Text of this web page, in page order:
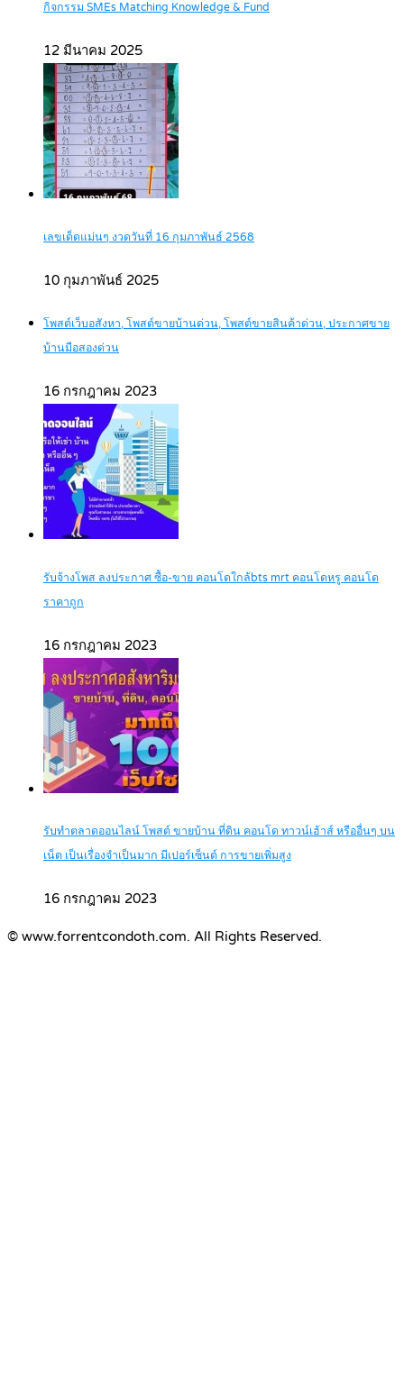
กิจกรรม SMEs Matching Knowledge & Fund
12 มีนาคม 2025
เลขเด็ดแม่นๆ งวดวันที่ 16 กุมภาพันธ์ 2568
10 กุมภาพันธ์ 2025
โพสต์เว็บอสังหา, โพสต์ขายบ้านด่วน, โพสต์ขายสินค้าด่วน, ประกาศขาย
บ้านมือสองด่วน
16 กรกฎาคม 2023
รับจ้างโพส ลงประกาศ ซื้อ-ขาย คอนโดใกล้bts mrt คอนโดหรู คอนโด
ราคาถูก
16 กรกฎาคม 2023
รับทำตลาดออนไลน์ โพสต์ ขายบ้าน ที่ดิน คอนโด ทาวน์เฮ้าส์ หรืออื่นๆ บน
เน็ต เป็นเรื่องจำเป็นมาก มีเปอร์เซ็นต์ การขายเพิ่มสูง
16 กรกฎาคม 2023
© www.forrentcondoth.com. All Rights Reserved.